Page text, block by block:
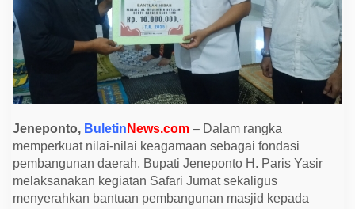
a
n
B
a
n
t
a
M
a
s
j
i
d
d
Jeneponto, Buletin News.com – Dalam rangka
memperkuat nilai-nilai keagamaan sebagai fondasi
pembangunan daerah, Bupati Jeneponto H. Paris Yasir
melaksanakan kegiatan Safari Jumat sekaligus
menyerahkan bantuan pembangunan masjid kepada